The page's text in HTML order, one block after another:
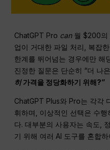
ChatGPT Pro can월 $200의
업이 거대한 파일 처리, 복잡
한계를 뛰어넘는 경우에만 해
진정한 질문은 단순히 “더 나
히가격을 정당화하기 위해?”
ChatGPT Plus와 Pro는 각각
휘하며, 이상적인 선택은 수
다. 대부분의 사용자는 속도,
기 위해 여러 AI 도구를 혼합